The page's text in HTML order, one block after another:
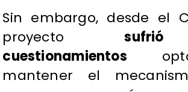
Sin embargo, desde el
proyecto
cuestionamientos
mantener el